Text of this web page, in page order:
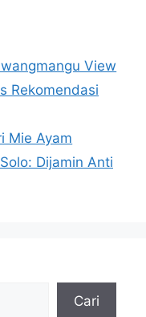
View
Rekomendasi
Mie Ayam
Dijamin Anti
Cari